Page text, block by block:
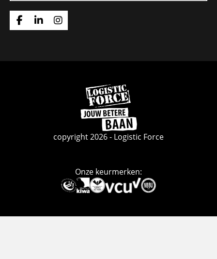
Ga
Ga
Ga
Ga
naar
de
homepage
copyright 2026 - Logistic Force
Onze keurmerken:
Deze
link
naar